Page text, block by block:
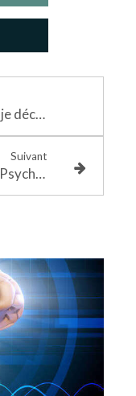
Pourquoi, comment ai-je découvert le rêve éveillé libre et qu’est-ce que ça m’a apporté
Suivant
Différence entre Hypnose et Psychothérapie : Laquelle choisir ?